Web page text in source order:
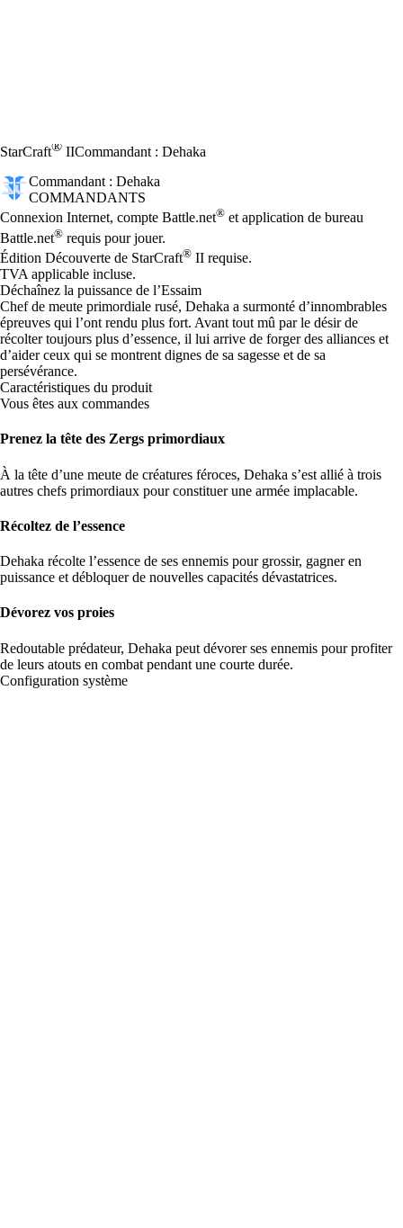
StarCraft® IICommandant : Dehaka
Commandant : Dehaka
COMMANDANTS
Prix
Available actions
Connexion Internet, compte Battle.net® et application de bureau
Battle.net® requis pour jouer.
Édition Découverte de StarCraft® II requise.
TVA applicable incluse.
Déchaînez la puissance de l’Essaim
Chef de meute primordiale rusé, Dehaka a surmonté d’innombrables
épreuves qui l’ont rendu plus fort. Avant tout mû par le désir de
récolter toujours plus d’essence, il lui arrive de forger des alliances et
d’aider ceux qui se montrent dignes de sa sagesse et de sa
persévérance.
Caractéristiques du produit
Vous êtes aux commandes
Prenez la tête des Zergs primordiaux
À la tête d’une meute de créatures féroces, Dehaka s’est allié à trois
autres chefs primordiaux pour constituer une armée implacable.
Récoltez de l’essence
Dehaka récolte l’essence de ses ennemis pour grossir, gagner en
puissance et débloquer de nouvelles capacités dévastatrices.
Dévorez vos proies
Redoutable prédateur, Dehaka peut dévorer ses ennemis pour profiter
de leurs atouts en combat pendant une courte durée.
Configuration système